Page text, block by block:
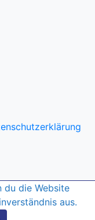
du die Website
aus.